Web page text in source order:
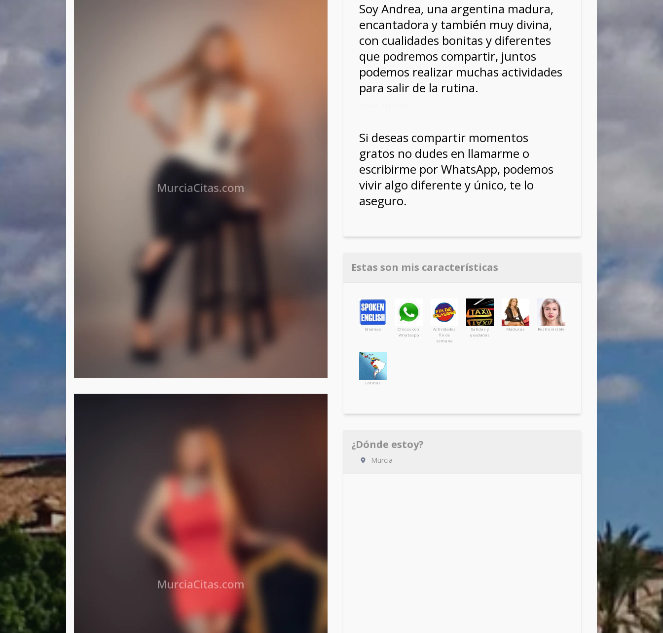
Soy Andrea, una argentina madura,
encantadora y también muy divina,
con cualidades bonitas y diferentes
que podremos compartir, juntos
podemos realizar muchas actividades
para salir de la rutina.
Si deseas compartir momentos
gratos no dudes en llamarme o
escribirme por WhatsApp, podemos
vivir algo diferente y único, te lo
aseguro.
Estas son mis características
Idiomas
Chicas con
Whatsapp
Actividades
fin de
semana
Salidas y
quedadas
Maduras Rostro visible
Latinas
¿Dónde estoy?
Murcia